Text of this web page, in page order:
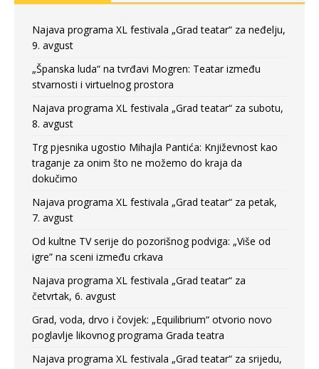
Najava programa XL festivala „Grad teatar“ za neđelju,
9. avgust
„Španska luda“ na tvrđavi Mogren: Teatar između
stvarnosti i virtuelnog prostora
Najava programa XL festivala „Grad teatar“ za subotu,
8. avgust
Trg pjesnika ugostio Mihajla Pantića: Književnost kao
traganje za onim što ne možemo do kraja da
dokučimo
Najava programa XL festivala „Grad teatar“ za petak,
7. avgust
Od kultne TV serije do pozorišnog podviga: „Više od
igre” na sceni između crkava
Najava programa XL festivala „Grad teatar“ za
četvrtak, 6. avgust
Grad, voda, drvo i čovjek: „Equilibrium“ otvorio novo
poglavlje likovnog programa Grada teatra
Najava programa XL festivala „Grad teatar“ za srijedu,